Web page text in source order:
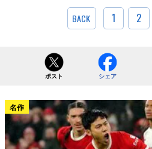
BACK 1 2
ポスト シェア
名作